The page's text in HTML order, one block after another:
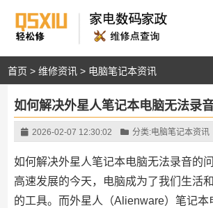
首页 >维修资讯 > 电脑笔记本资讯
如何解决外星人笔记本电脑无法录音
2026-02-07 12:30:02 分类:电脑笔记本资讯
如何解决外星人笔记本电脑无法录音的
高速发展的今天，电脑成为了我们生活
的工具。而外星人（Alienware）笔记本